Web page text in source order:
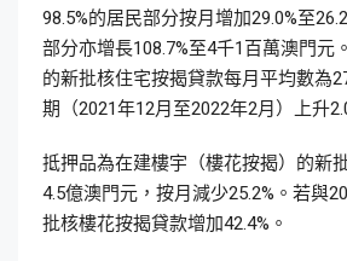
98.5%的居民部分按月增加29.0%至
部分亦增長108.7%至4千1百萬澳門元
的新批核住宅按揭貸款每月平均數為
期（2021年12月至2022年2月）上升
抵押品為在建樓宇（樓花按揭）的新
4.5億澳門元，按月減少25.2%。若與
批核樓花按揭貸款增加42.4%。